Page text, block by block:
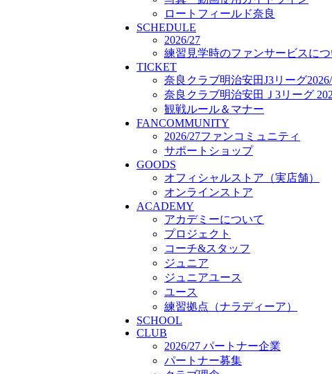
プロジェクト
コーチ&スタッフ
ジュニア
ジュニアユース
ユース
練習拠点（ナラディーア）
SCHOOL
CLUB
2026/27 パートナー企業
パートナー募集
クラブ理念
クラブ情報
サステナビリティ
Web制作支援
応援プロジェクト
ロートフィールド奈良
SCHEDULE
2026/27
練習見学時のファンサービスにつ
TICKET
奈良クラブ明治安田J3リーグ
奈良クラブ明治安田Ｊ3リーグ
観戦ルール＆マナー
FANCOMMUNITY
2026/27ファンコミュニティ
サポートショップ
GOODS
オフィシャルストア（実店舗）
オンラインストア
ACADEMY
アカデミーについて
プロジェクト
コーチ&スタッフ
ジュニア
ジュニアユース
ユース
練習拠点（ナラディーア）
SCHOOL
CLUB
2026/27 パートナー企業
パートナー募集